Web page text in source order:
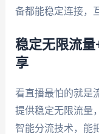
备都能稳定连接，
稳定无限流
享
看直播最怕的就是
提供稳定无限流量
智能分流技术，能